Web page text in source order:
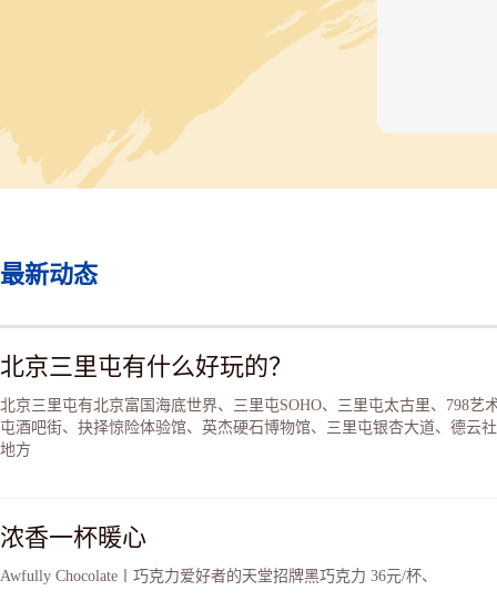
最新动态
北京三里屯有什么好玩的？
北京三里屯有北京富国海底世界、三里屯SOHO、三里屯太古里、798艺
屯酒吧街、抉择惊险体验馆、英杰硬石博物馆、三里屯银杏大道、德云
地方
浓香一杯暖心
Awfully Chocolate〡巧克力爱好者的天堂招牌黑巧克力 36元/杯、